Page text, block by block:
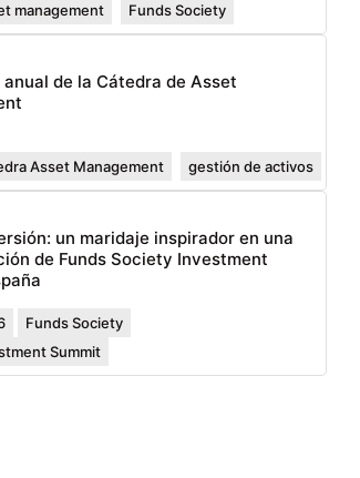
management Funds Society
anual de la Cátedra de Asset
Asset Management gestión de activos
un maridaje inspirador en una
de Funds Society Investment
Funds Society
Summit